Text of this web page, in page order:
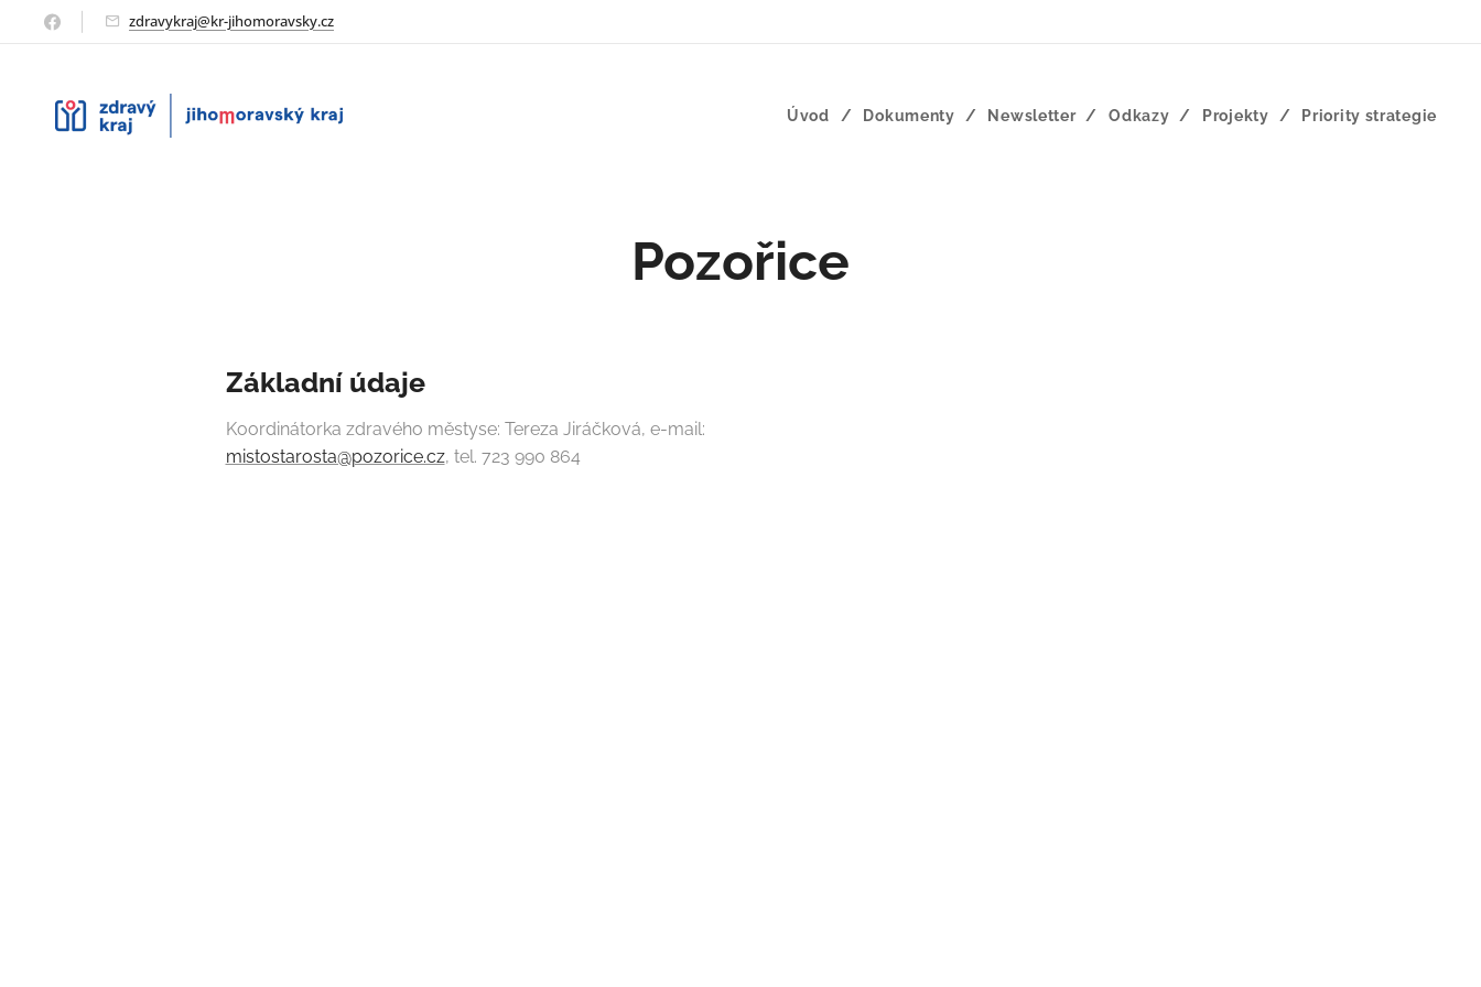
zdravykraj@kr-jihomoravsky.cz
Úvod Dokumenty Newsletter Odkazy Projekty Priority strategie
Pozořice
Základní údaje
Koordinátorka zdravého městyse: Tereza Jiráčková, e-mail:
mistostarosta@pozorice.cz, tel. 723 990 864